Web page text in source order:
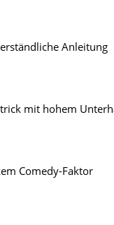
Anleitung
mit hohem
Comedy-Faktor